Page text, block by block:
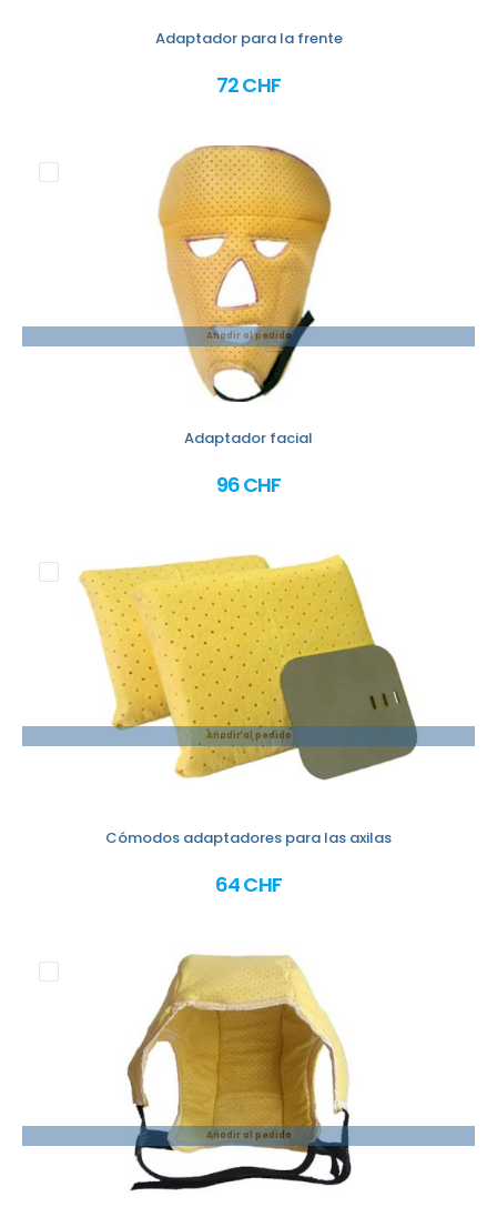
Adaptador para la frente
72 CHF
Añadir al pedido
Adaptador facial
96 CHF
Añadir al pedido
Cómodos adaptadores para las axilas
64 CHF
Añadir al pedido